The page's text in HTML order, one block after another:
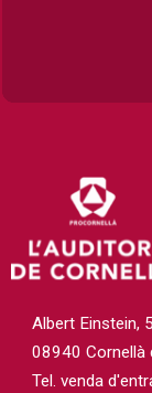
Albert Einstein,
08940 Cornellà
Tel. venda